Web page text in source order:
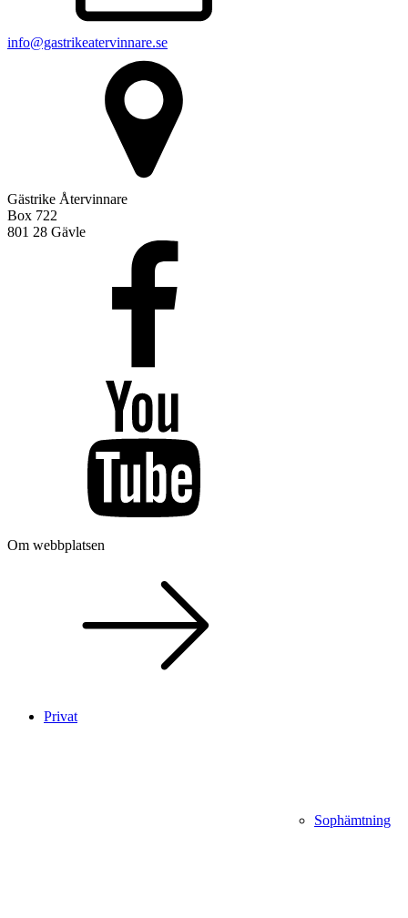
info@gastrikeatervinnare.se
Gästrike Återvinnare
Box 722
801 28 Gävle
Om webbplatsen
Privat
Sophämtning